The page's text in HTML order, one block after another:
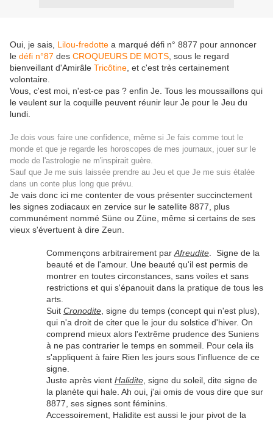
Oui, je sais, Lilou-fredotte a marqué défi n° 8877 pour annoncer
le défi n°87 des CROQUEURS DE MOTS , sous le regard
bienveillant d'Amirâle Tricôtine , et c'est très certainement
volontaire.
Vous, c'est moi, n'est-ce pas ? enfin Je. Tous les moussaillons qui
le veulent sur la coquille peuvent réunir leur Je pour le Jeu du
lundi.
Je dois vous faire une confidence, même si Je fais comme tout le
monde et que je regarde les horoscopes de mes journaux, jouer sur le
mode de l'astrologie ne m'inspirait guère.
Sauf que Je me suis laissée prendre au Jeu et que Je me suis étalée
dans un conte plus long que prévu.
Je vais donc ici me contenter de vous présenter succinctement
les signes zodiacaux en zervice sur le satellite 8877, plus
communément nommé Süne ou Züne, même si certains de ses
vieux s'évertuent à dire Zeun.
Commençons arbitrairement par Afreudite . Signe de la
beauté et de l'amour. Une beauté qu'il est permis de
montrer en toutes circonstances, sans voiles et sans
restrictions et qui s'épanouit dans la pratique de tous les
arts.
Suit Cronodite , signe du temps (concept qui n'est plus),
qui n'a droit de citer que le jour du solstice d'hiver. On
comprend mieux alors l'extrême prudence des Suniens
à ne pas contrarier le temps en sommeil. Pour cela ils
s'appliquent à faire Rien les jours sous l'influence de ce
signe.
Juste après vient Halidite , signe du soleil, dite signe de
la planète qui hale. Ah oui, j'ai omis de vous dire que sur
8877, ses signes sont féminins.
Accessoirement, Halidite est aussi le jour pivot de la